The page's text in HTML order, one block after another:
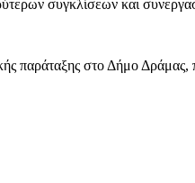
συγκλίσεων και
παράταξης στο Δήμο